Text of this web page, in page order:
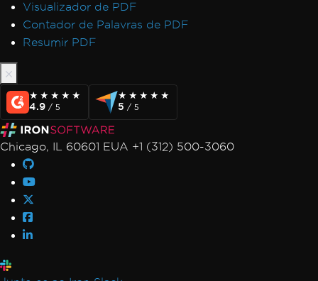
Visualizador de PDF
Contador de Palavras de PDF
Resumir PDF
★★★★★
★★★★★
4.9 / 5
★★★★★
★★★★★
5 / 5
Chicago, IL 60601 EUA +1 (312) 500-3060